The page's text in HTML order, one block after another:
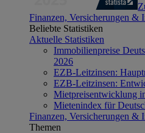
Finanzen, Versicherungen &
Beliebte Statistiken
Aktuelle Statistiken
Immobilienpreise
2026
EZB-Leitzinsen:
EZB-Leitzinsen:
Mietpreisentwicklung
Mietenindex für
Finanzen, Versicherungen &
Themen